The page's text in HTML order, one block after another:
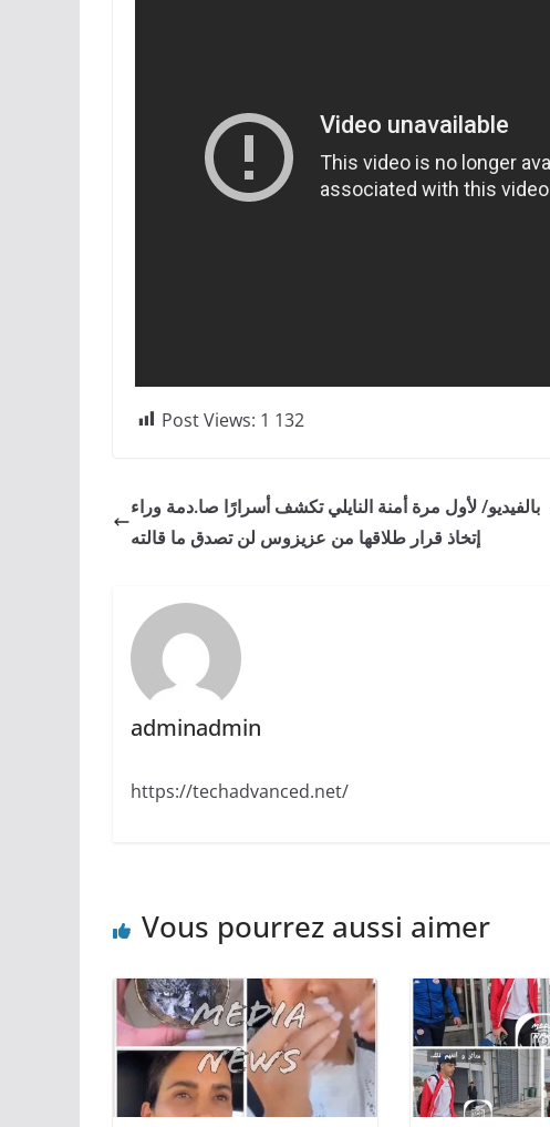
Post Views: 1 132
بالفيديو/ لأول مرة أمنة النايلي تكشف أسرارًا صا.دمة وراء
إتخاذ قرار طلاقها من عزيزوس لن تصدق ما قالته
adminadmin
https://techadvanced.net/
Vous pourrez aussi aimer